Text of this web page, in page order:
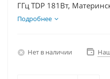
ГГц TDP 181Вт,
BOMBER WIFI D5,
Подробнее
Нет в наличии